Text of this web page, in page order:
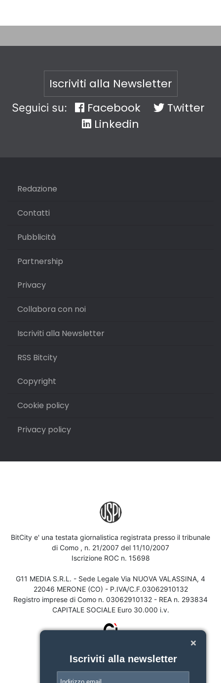
Iscriviti alla Newsletter
Seguici su: Facebook
Twitter
Linkedin
Redazione
Contatti
Pubblicità
Partnership
Privacy
Collabora con noi
Iscriviti alla Newsletter
RSS Bitcity
Copyright
Cookie policy
Privacy policy
BitCity e' una testata giornalistica registrata presso il tribunale
di Como , n. 21/2007 del 11/10/2007
Iscrizione ROC n. 15698
G11 MEDIA S.R.L. - Sede Legale Via NUOVA VALASSINA, 4
22046 MERONE (CO) - P.IVA/C.F.03062910132
Registro imprese di Como n. 03062910132 - REA n. 293834
CAPITALE SOCIALE Euro 30.000 i.v.
Iscriviti alla newsletter